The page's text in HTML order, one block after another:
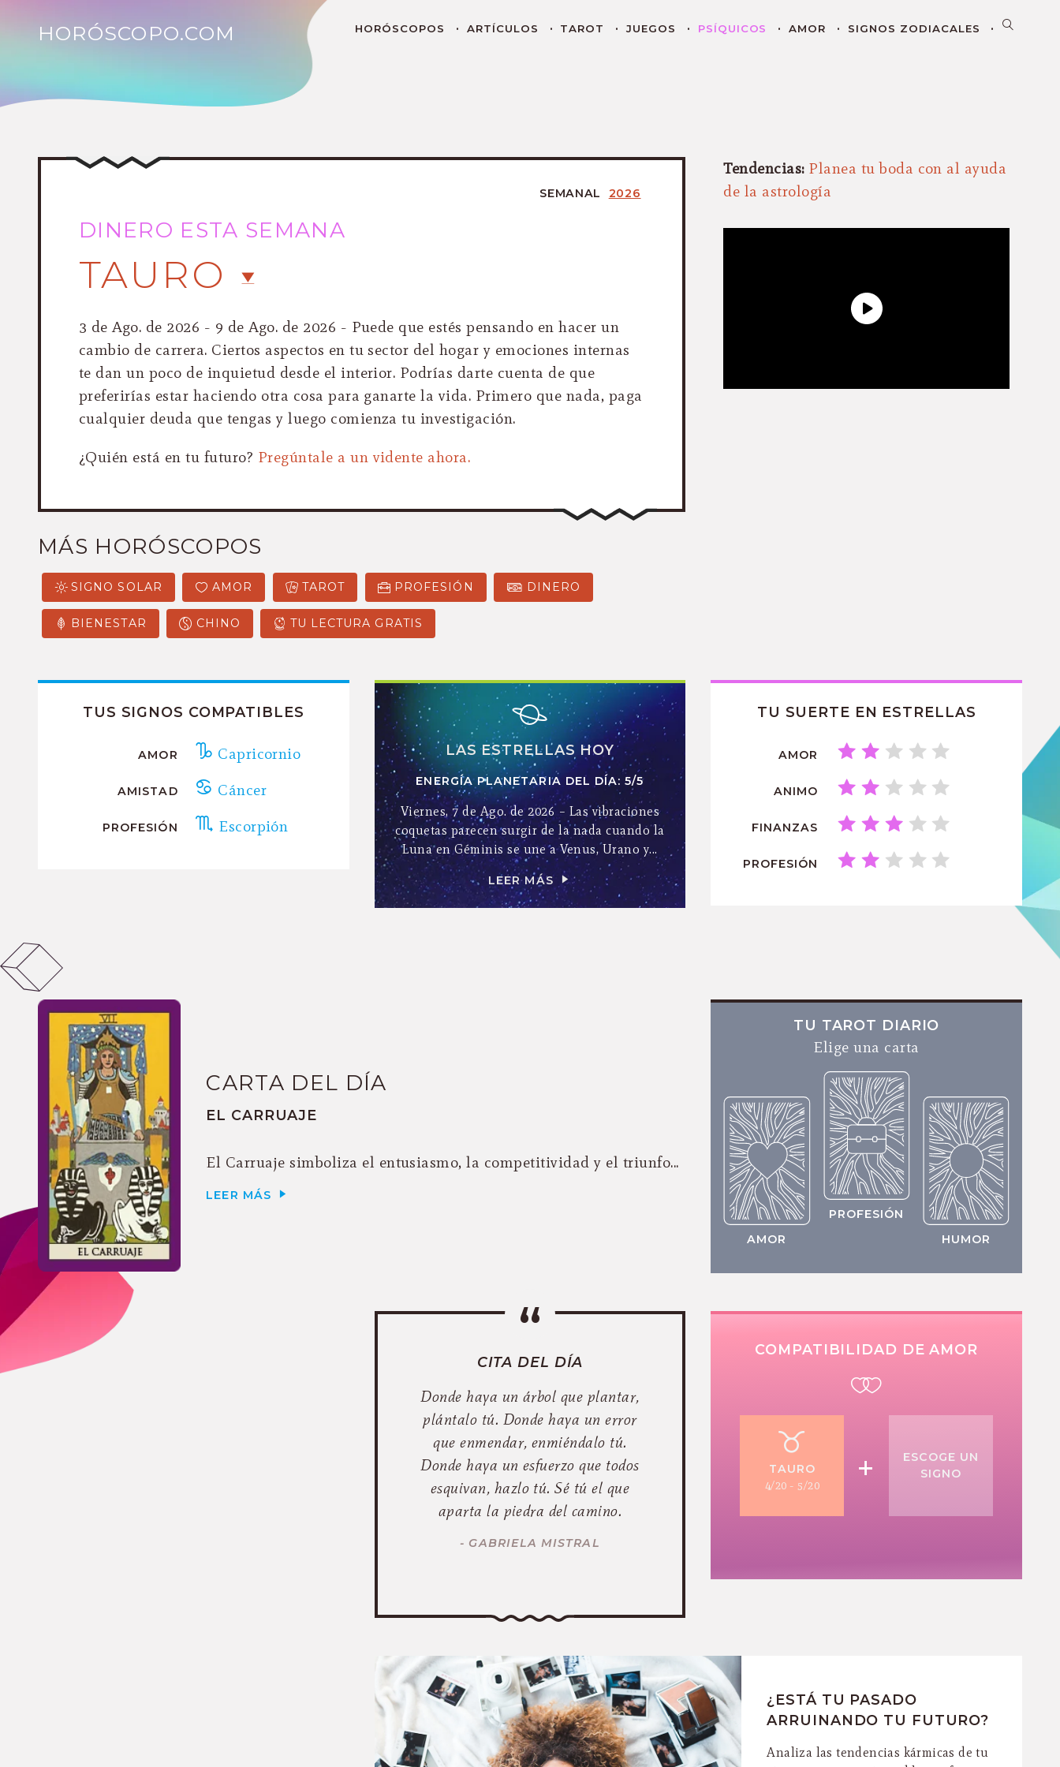
HORÓSCOPO.COM HORÓSCOPOS ARTÍCULOS TAROT JUEGOS PSÍQUICOS AMOR SIGNOS ZODIACALES
SEMANAL 2026
DINERO ESTA SEMANA
TAURO
3 de Ago. de 2026 - 9 de Ago. de 2026 - Puede que estés pensando en hacer un
cambio de carrera. Ciertos aspectos en tu sector del hogar y emociones internas
te dan un poco de inquietud desde el interior. Podrías darte cuenta de que
preferirías estar haciendo otra cosa para ganarte la vida. Primero que nada, paga
cualquier deuda que tengas y luego comienza tu investigación.
¿Quién está en tu futuro? Pregúntale a un vidente ahora.
MÁS HORÓSCOPOS
SIGNO SOLAR AMOR TAROT PROFESIÓN DINERO
BIENESTAR CHINO TU LECTURA GRATIS
Tendencias: Planea tu boda con al ayuda
de la astrología
TUS SIGNOS COMPATIBLES
AMOR Capricornio
AMISTAD Cáncer
PROFESIÓN Escorpión
LAS ESTRELLAS HOY
ENERGÍA PLANETARIA DEL DÍA: 5/5
Viernes, 7 de Ago. de 2026 – Las vibraciones
coquetas parecen surgir de la nada cuando la
Luna en Géminis se une a Venus, Urano y...
LEER MÁS
TU SUERTE EN ESTRELLAS
AMOR
ANIMO
FINANZAS
PROFESIÓN
CARTA DEL DÍA
EL CARRUAJE
El Carruaje simboliza el entusiasmo, la competitividad y el triunfo...
LEER MÁS
TU TAROT DIARIO
Elige una carta
AMOR
PROFESIÓN
HUMOR
CITA DEL DÍA
Donde haya un árbol que plantar,
plántalo tú. Donde haya un error
que enmendar, enmiéndalo tú.
Donde haya un esfuerzo que todos
esquivan, hazlo tú. Sé tú el que
aparta la piedra del camino.
- GABRIELA MISTRAL
COMPATIBILIDAD DE AMOR
TAURO
4/20 - 5/20
+
ESCOGE UN
SIGNO
¿ESTÁ TU PASADO
ARRUINANDO TU FUTURO?
Analiza las tendencias kármicas de tu